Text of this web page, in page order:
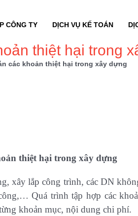
CÔNG TY DỊCH VỤ KẾ TOÁN
thiệt hại trong
các khoản thiệt hại trong xây dựng
thiệt hại trong xây dựng
xây lắp công trình, các DN
Quá trình tập hợp các
khoản mục, nội dung chi phí.